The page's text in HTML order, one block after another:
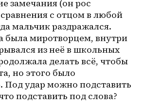
замечания (он рос
с отцом в любой
мальчик раздражался.
была миротворцем, внутри
из неё в школьных
делать всё, чтобы
но этого было
Под удар можно подставить
подставить под слова?